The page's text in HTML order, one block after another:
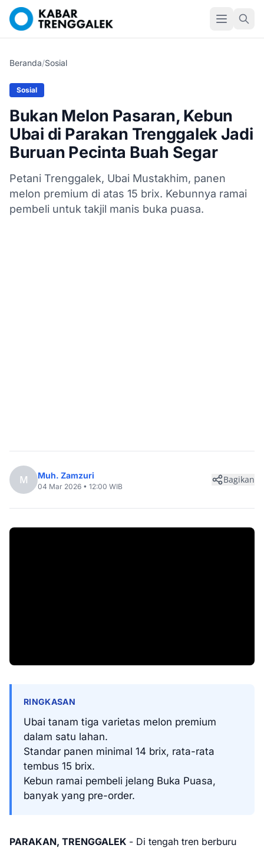
Beranda/Sosial
Sosial
Bukan Melon Pasaran, Kebun
Ubai di Parakan Trenggalek Jadi
Buruan Pecinta Buah Segar
Petani Trenggalek, Ubai Mustakhim, panen
melon premium di atas 15 brix. Kebunnya ramai
pembeli untuk takjil manis buka puasa.
M Muh. Zamzuri
04 Mar 2026 • 12:00 WIB
Bagikan
RINGKASAN
Ubai tanam tiga varietas melon premium
dalam satu lahan.
Standar panen minimal 14 brix, rata-rata
tembus 15 brix.
Kebun ramai pembeli jelang Buka Puasa,
banyak yang pre-order.
PARAKAN, TRENGGALEK - Di tengah tren berburu